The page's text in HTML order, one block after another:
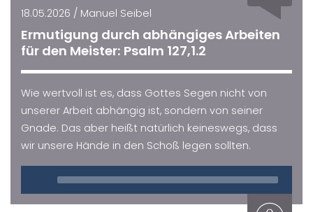
18.05.2026 / Manuel Seibel
Ermutigung durch abhängiges Arbeiten
für den Meister: Psalm 127,1.2
Wie wertvoll ist es, dass Gottes Segen nicht von
unserer Arbeit abhängig ist, sondern von seiner
Gnade. Das aber heißt natürlich keineswegs, dass
wir unsere Hände in den Schoß legen sollten.
Player